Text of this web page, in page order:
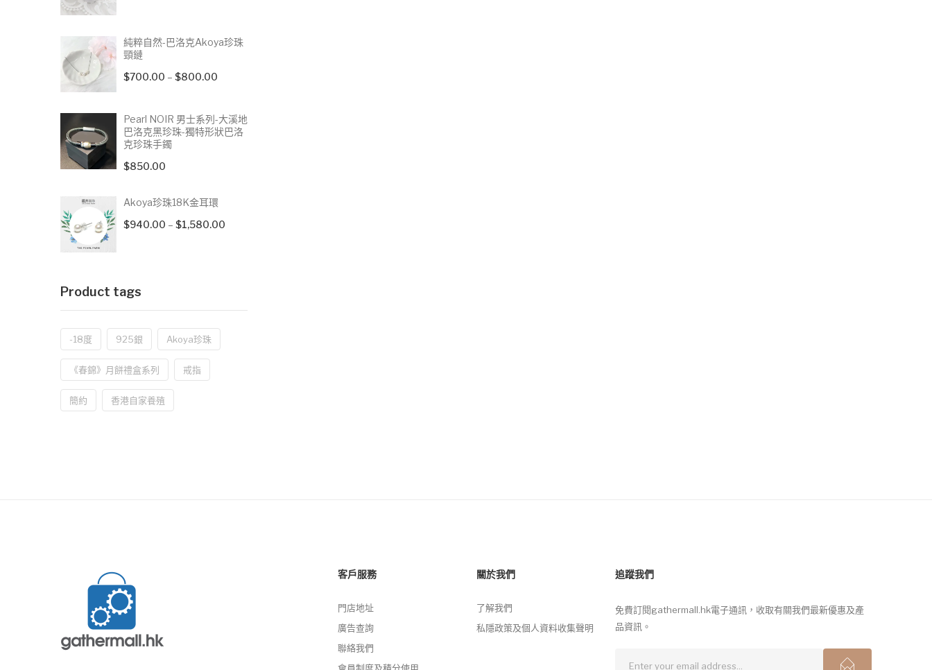
純粹自然-巴洛克Akoya珍珠
頸鏈
$700.00 – $800.00
$700.00
through
Pearl NOIR 男士系列-大溪地
巴洛克黑珍珠-獨特形狀巴洛
克珍珠手鐲
$850.00
Akoya珍珠18K金耳環
$940.00 – $1,580.00
Product tags
-18度 925銀 Akoya珍珠
《春錦》月餅禮盒系列 戒指
簡約 香港自家養殖
客戶服務
門店地址
廣告查詢
聯絡我們
關於我們
了解我們
私隱政策及個人資料收集聲明
追蹤我們
免費訂閱gathermall.hk電子通訊，收取有關我們最新優惠及產
品資訊。